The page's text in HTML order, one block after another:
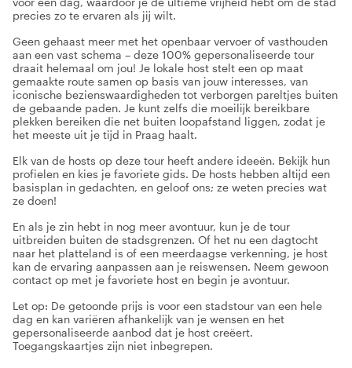
precies zo te ervaren als jij wilt.
Geen gehaast meer met het openbaar vervoer of vasthouden
aan een vast schema – deze 100% gepersonaliseerde tour
draait helemaal om jou! Je lokale host stelt een op maat
gemaakte route samen op basis van jouw interesses, van
iconische bezienswaardigheden tot verborgen pareltjes buiten
de gebaande paden. Je kunt zelfs die moeilijk bereikbare
plekken bereiken die net buiten loopafstand liggen, zodat je
het meeste uit je tijd in Praag haalt.
Elk van de hosts op deze tour heeft andere ideeën. Bekijk hun
profielen en kies je favoriete gids. De hosts hebben altijd een
basisplan in gedachten, en geloof ons; ze weten precies wat
ze doen!
En als je zin hebt in nog meer avontuur, kun je de tour
uitbreiden buiten de stadsgrenzen. Of het nu een dagtocht
naar het platteland is of een meerdaagse verkenning, je host
kan de ervaring aanpassen aan je reiswensen. Neem gewoon
contact op met je favoriete host en begin je avontuur.
Let op: De getoonde prijs is voor een stadstour van een hele
dag en kan variëren afhankelijk van je wensen en het
gepersonaliseerde aanbod dat je host creëert.
Toegangskaartjes zijn niet inbegrepen.